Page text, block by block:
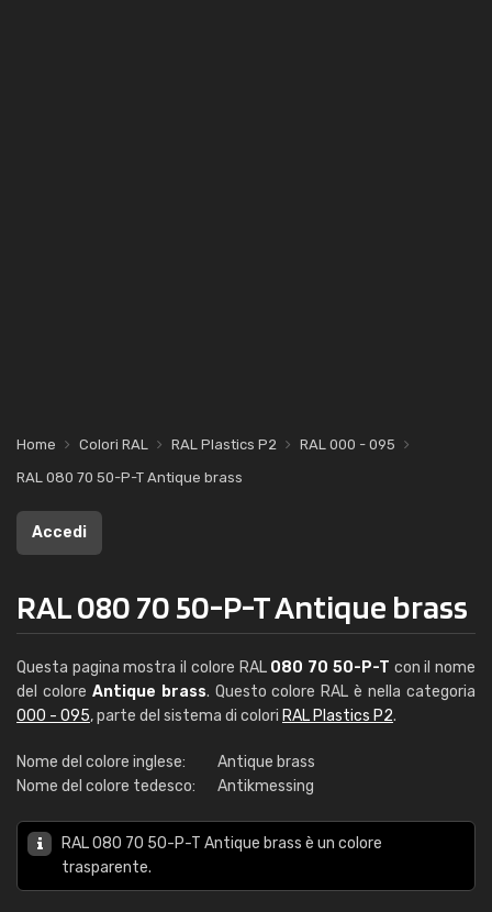
Home Colori RAL RAL Plastics P2
RAL 000 - 095
RAL 080 70 50-P-T Antique brass
Accedi
RAL 080 70 50-P-T Antique brass
Questa pagina mostra il colore RAL 080 70 50-P-T con il nome
del colore Antique brass. Questo colore RAL è nella categoria
000 - 095, parte del sistema di colori RAL Plastics P2.
Nome del colore inglese:
Antique brass
Nome del colore tedesco:
Antikmessing
RAL 080 70 50-P-T Antique brass è un colore
trasparente.